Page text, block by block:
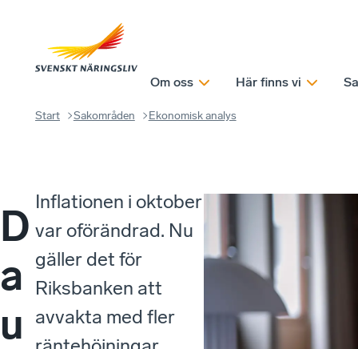
Om oss Här finns vi
Start Sakområden Ekonomisk analys
D
a
u
Inflationen i oktober
var oförändrad. Nu
gäller det för
Riksbanken att
avvakta med fler